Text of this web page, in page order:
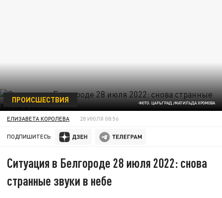
ФОТО: ЦАРЬГРАД /МАТИЛЬДА ХРОМОВА
ПРОИСШЕСТВИЯ
ЕЛИЗАВЕТА КОРОЛЕВА 28 ИЮЛЯ 08:56
ПОДПИШИТЕСЬ:
Ситуация в Белгороде 28 июля 2022: снова
странные звуки в небе